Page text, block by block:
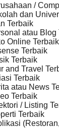
/
dan
Terbaik
atau Blog
Online Terbaik
Terbaik
Terbaik
and Travel
Terbaik
atau News
Terbaik
/ Listing
Terbaik